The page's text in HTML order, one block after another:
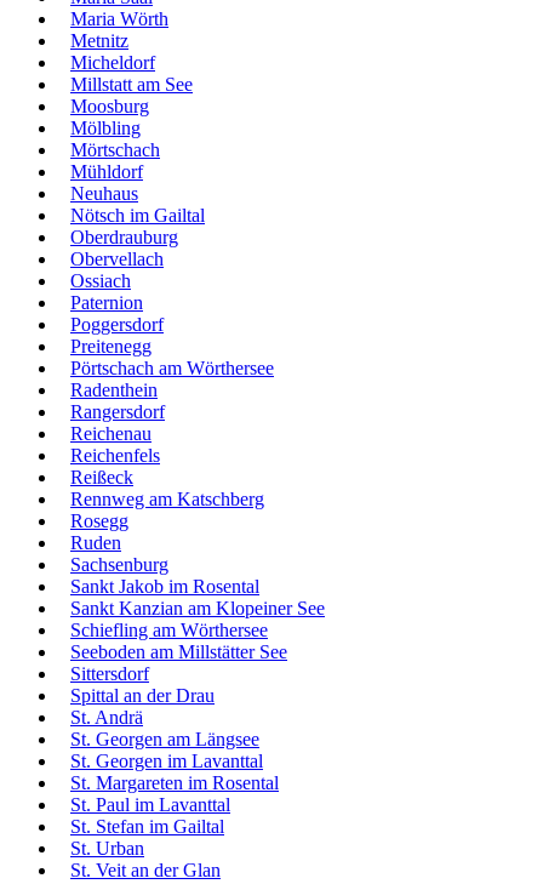
Maria Wörth
Metnitz
Micheldorf
Millstatt am See
Moosburg
Mölbling
Mörtschach
Mühldorf
Neuhaus
Nötsch im Gailtal
Oberdrauburg
Obervellach
Ossiach
Paternion
Poggersdorf
Preitenegg
Pörtschach am Wörthersee
Radenthein
Rangersdorf
Reichenau
Reichenfels
Reißeck
Rennweg am Katschberg
Rosegg
Ruden
Sachsenburg
Sankt Jakob im Rosental
Sankt Kanzian am Klopeiner See
Schiefling am Wörthersee
Seeboden am Millstätter See
Sittersdorf
Spittal an der Drau
St. Andrä
St. Georgen am Längsee
St. Georgen im Lavanttal
St. Margareten im Rosental
St. Paul im Lavanttal
St. Stefan im Gailtal
St. Urban
St. Veit an der Glan